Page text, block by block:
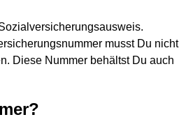
musst Du nicht
Diese Nummer behältst Du auch